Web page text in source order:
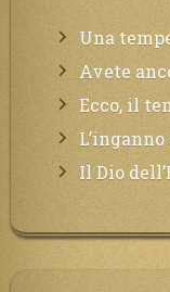
Una tempesta magnetica è in
Avete ancora pochi istanti per
Ecco, il tempo è giunto
L’inganno è alle porte, il
Il Dio dell’Eterno Amore